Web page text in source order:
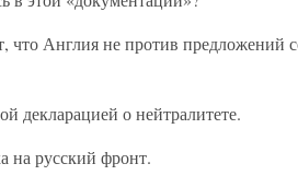
что Англия не против предложений
декларацией о нейтралитете.
на русский фронт.